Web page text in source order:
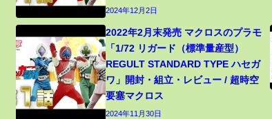
2024年12月2日
2022年2月末発売 マクロスのプラモ
「1/72 リガード（標準量産型）
REGULT STANDARD TYPE ハセガ
ワ」開封・組立・レビュー / 超時空
要塞マクロス
2024年11月30日